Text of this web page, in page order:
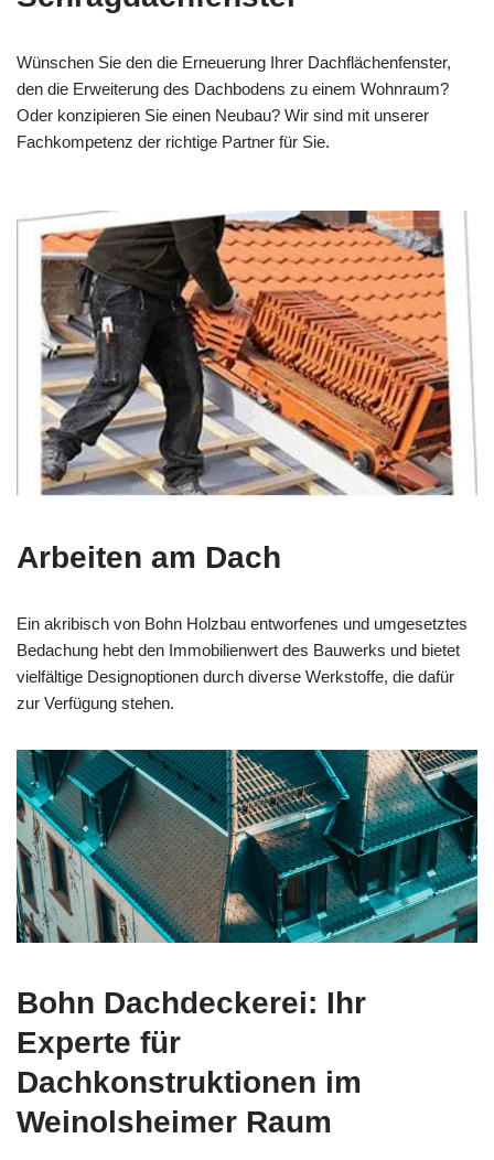
Wünschen Sie den die Erneuerung Ihrer Dachflächenfenster,
den die Erweiterung des Dachbodens zu einem Wohnraum?
Oder konzipieren Sie einen Neubau? Wir sind mit unserer
Fachkompetenz der richtige Partner für Sie.
Arbeiten am Dach
Ein akribisch von Bohn Holzbau entworfenes und umgesetztes
Bedachung hebt den Immobilienwert des Bauwerks und bietet
vielfältige Designoptionen durch diverse Werkstoffe, die dafür
zur Verfügung stehen.
Bohn Dachdeckerei: Ihr
Experte für
Dachkonstruktionen im
Weinolsheimer Raum